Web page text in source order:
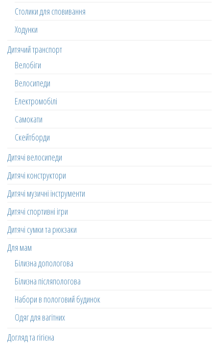
Столики для сповивання
Ходунки
Дитячий транспорт
Велобіги
Велосипеди
Електромобілі
Самокати
Скейтборди
Дитячі велосипеди
Дитячі конструктори
Дитячі музичні інструменти
Дитячі спортивні ігри
Дитячі сумки та рюкзаки
Для мам
Білизна допологова
Білизна післяпологова
Набори в пологовий будинок
Одяг для вагітних
Догляд та гігієна